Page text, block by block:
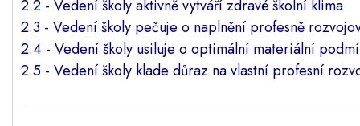
2.2 - Vedení školy aktivně vytváří zdravé školní klima
2.3 - Vedení školy pečuje o naplnění profesně
2.4 - Vedení školy usiluje o optimální materiální
2.5 - Vedení školy klade důraz na vlastní profesní